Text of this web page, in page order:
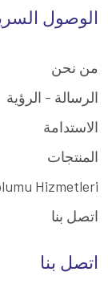
الوصول
من نحن
الرسالة - الرؤية
الاستدامة
المنتجات
Hizmetleri
اتصل بنا
اتصل بنا